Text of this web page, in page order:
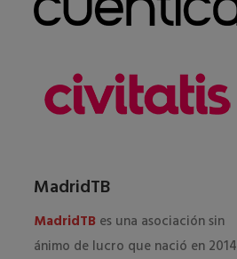
MadridTB
MadridTB es una asociación sin
ánimo de lucro que nació en 2014